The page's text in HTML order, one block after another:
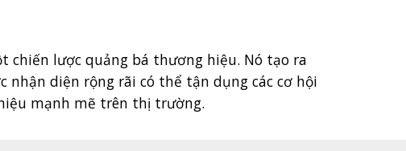
chiến lược quảng bá thương hiệu. Nó tạo ra
diện rộng rãi có thể tận dụng các cơ hội
mạnh mẽ trên thị trường.